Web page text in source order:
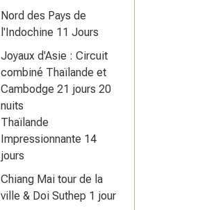
Nord des Pays de
l'Indochine 11 Jours
Joyaux d'Asie : Circuit
combiné Thaïlande et
Cambodge 21 jours 20
nuits
Thaïlande
Impressionnante 14
jours
Chiang Mai tour de la
ville & Doi Suthep 1 jour